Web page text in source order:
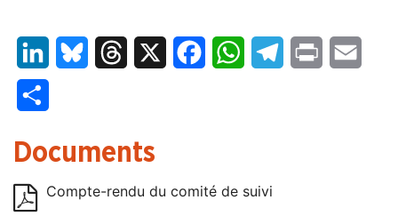
LinkedInBluesky Threads FacebookWhatsAppTelegram
Print
Documents
Compte-rendu du comité de suivi